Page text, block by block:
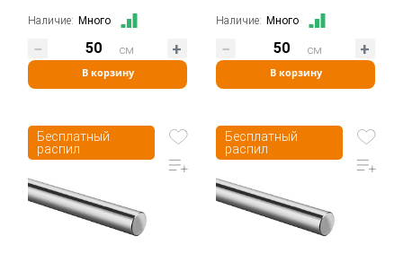
Наличие: Много
В корзину
см
Наличие: Много
В корзину
см
Бесплатный
распил
Бесплатный
распил